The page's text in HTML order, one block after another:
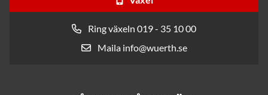
Ring växeln 019 - 35 10 00
Maila info@wuerth.se